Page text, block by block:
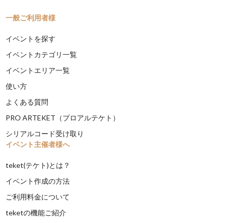
一般ご利用者様
イベントを探す
イベントカテゴリ一覧
イベントエリア一覧
使い方
よくある質問
PRO ARTEKET（プロアルテケト）
シリアルコード受け取り
イベント主催者様へ
teket(テケト)とは？
イベント作成の方法
ご利用料金について
teketの機能ご紹介